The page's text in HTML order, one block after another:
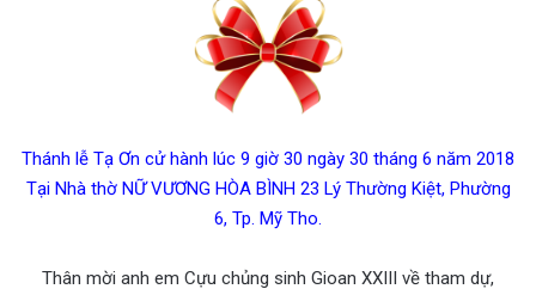
Thánh lễ Tạ Ơn cử hành lúc 9 giờ 30 ngày 30 tháng 6 năm 2018
Tại Nhà thờ NỮ VƯƠNG HÒA BÌNH 23 Lý Thường Kiệt, Phường
6, Tp. Mỹ Tho.
Thân mời anh em Cựu chủng sinh Gioan XXIII về tham dự,